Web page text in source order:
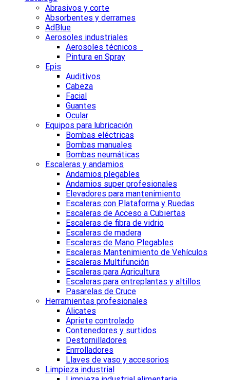
Abrasivos y corte
Absorbentes y derrames
AdBlue
Aerosoles industriales
Aerosoles técnicos
Pintura en Spray
Epis
Auditivos
Cabeza
Facial
Guantes
Ocular
Equipos para lubricación
Bombas eléctricas
Bombas manuales
Bombas neumáticas
Escaleras y andamios
Andamios plegables
Andamios super profesionales
Elevadores para mantenimiento
Escaleras con Plataforma y Ruedas
Escaleras de Acceso a Cubiertas
Escaleras de fibra de vidrio
Escaleras de madera
Escaleras de Mano Plegables
Escaleras Mantenimiento de Vehículos
Escaleras Multifunción
Escaleras para Agricultura
Escaleras para entreplantas y altillos
Pasarelas de Cruce
Herramientas profesionales
Alicates
Apriete controlado
Contenedores y surtidos
Destornilladores
Enrrolladores
Llaves de vaso y accesorios
Limpieza industrial